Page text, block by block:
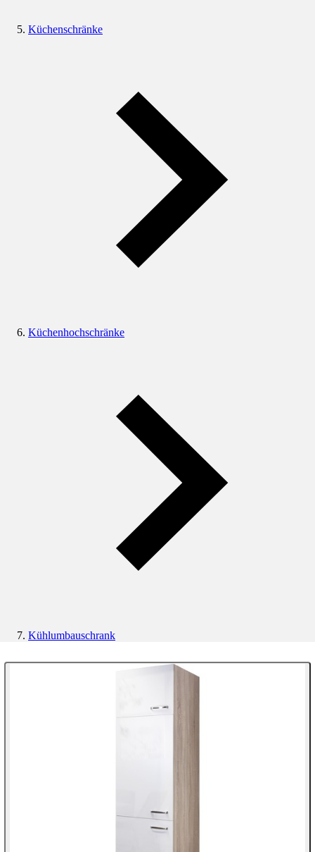
Küchenschränke
Küchenhochschränke
Kühlumbauschrank